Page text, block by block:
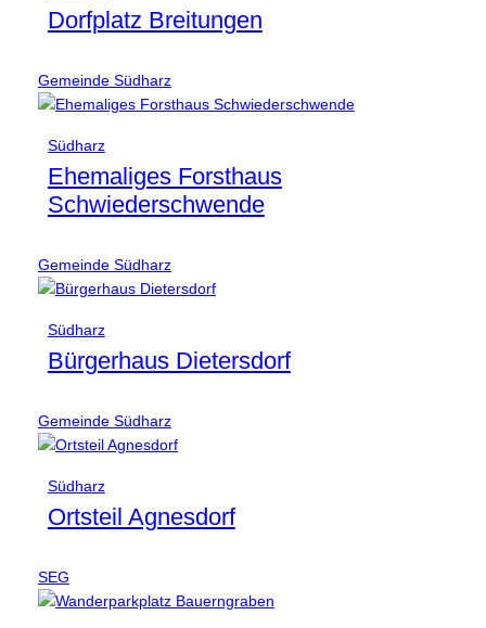
Dorfplatz Breitungen
Gemeinde Südharz
Südharz
Ehemaliges Forsthaus
Schwiederschwende
Gemeinde Südharz
Südharz
Bürgerhaus Dietersdorf
Gemeinde Südharz
Südharz
Ortsteil Agnesdorf
SEG